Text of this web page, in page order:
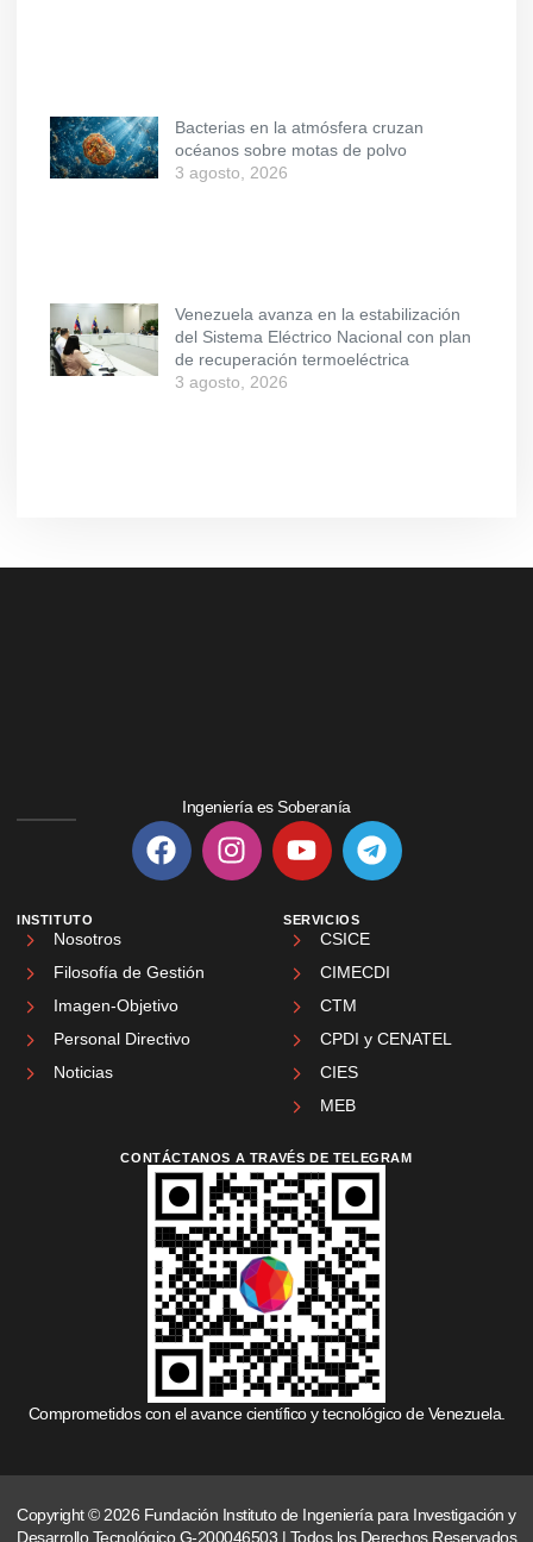
Bacterias en la atmósfera cruzan
océanos sobre motas de polvo
3 agosto, 2026
Venezuela avanza en la estabilización
del Sistema Eléctrico Nacional con plan
de recuperación termoeléctrica
3 agosto, 2026
Ingeniería es Soberanía
INSTITUTO
Nosotros
Filosofía de Gestión
Imagen-Objetivo
Personal Directivo
Noticias
SERVICIOS
CSICE
CIMECDI
CTM
CPDI y CENATEL
CIES
MEB
CONTÁCTANOS A TRAVÉS DE TELEGRAM
Comprometidos con el avance científico y tecnológico de Venezuela.
Copyright © 2026 Fundación Instituto de Ingeniería para Investigación y
Desarrollo Tecnológico G-200046503 | Todos los Derechos Reservados